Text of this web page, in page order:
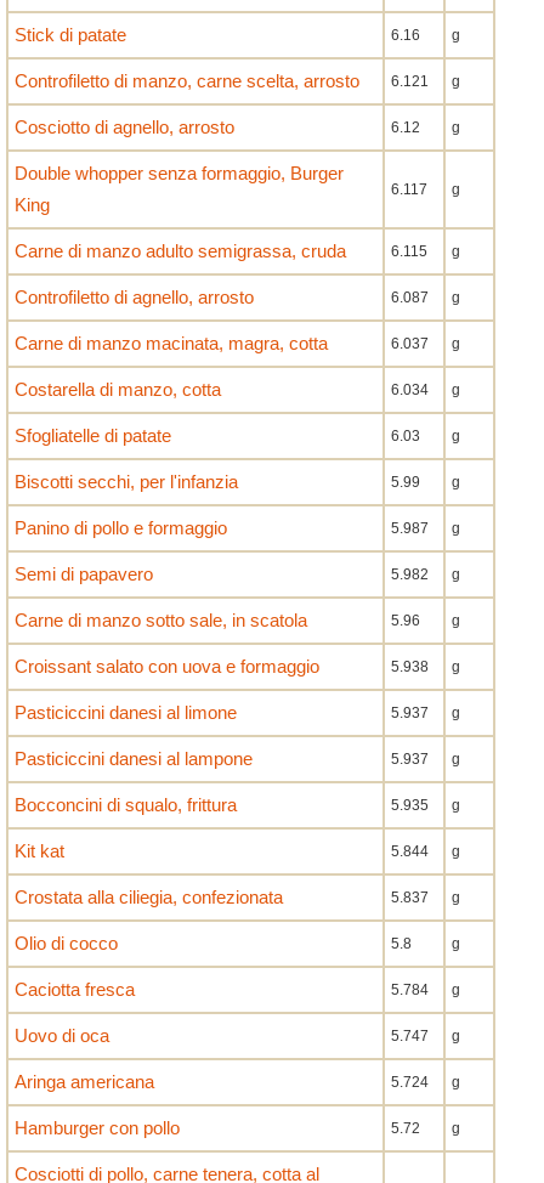
Stick di patate 6.16 g
Controfiletto di manzo, carne scelta, arrosto 6.121 g
Cosciotto di agnello, arrosto 6.12 g
Double whopper senza formaggio, Burger
King
6.117 g
Carne di manzo adulto semigrassa, cruda 6.115 g
Controfiletto di agnello, arrosto 6.087 g
Carne di manzo macinata, magra, cotta 6.037 g
Costarella di manzo, cotta 6.034 g
Sfogliatelle di patate 6.03 g
Biscotti secchi, per l'infanzia 5.99 g
Panino di pollo e formaggio 5.987 g
Semi di papavero 5.982 g
Carne di manzo sotto sale, in scatola 5.96 g
Croissant salato con uova e formaggio 5.938 g
Pasticiccini danesi al limone 5.937 g
Pasticiccini danesi al lampone 5.937 g
Bocconcini di squalo, frittura 5.935 g
Kit kat 5.844 g
Crostata alla ciliegia, confezionata 5.837 g
Olio di cocco 5.8 g
Caciotta fresca 5.784 g
Uovo di oca 5.747 g
Aringa americana 5.724 g
Hamburger con pollo 5.72 g
Cosciotti di pollo, carne tenera, cotta al